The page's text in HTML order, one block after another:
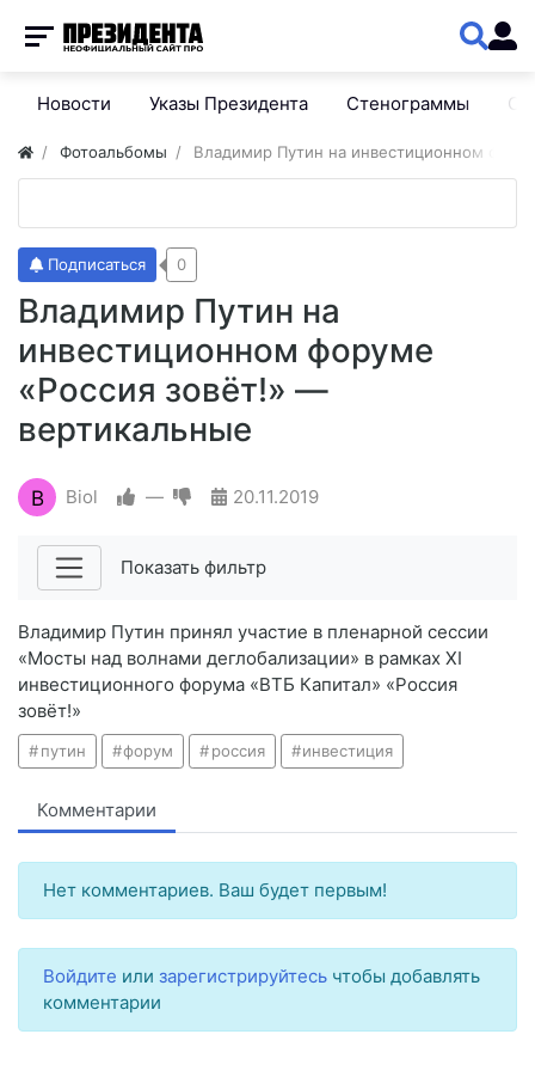
Новости Указы Президента Стенограммы
Фотоальбомы Владимир Путин на инвестиционном
Владимир Путин на
инвестиционном форуме
«Россия зовёт!» —
вертикальные
Подписаться 0
B Biol — 20.11.2019
Показать фильтр
Владимир Путин принял участие в пленарной сессии
«Мосты над волнами деглобализации» в рамках XI
инвестиционного форума «ВТБ Капитал» «Россия
зовёт!»
путин форум россия инвестиция
Комментарии
Нет комментариев. Ваш будет первым!
Войдите или зарегистрируйтесь чтобы добавлять
комментарии